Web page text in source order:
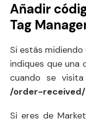
Añadir
Tag
Si estás
indiques que una
cuando se
/order-received/
Si eres de